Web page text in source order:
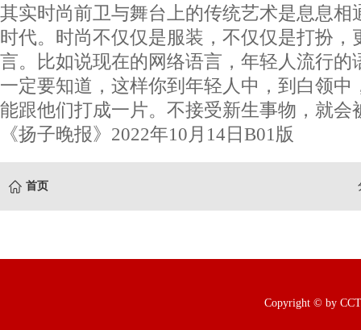
其实时尚前卫与舞台上的传统艺术是息息相
时代。时尚不仅仅是服装，不仅仅是打扮，
言。比如说现在的网络语言，年轻人流行的
一定要知道，这样你到年轻人中，到白领中
能跟他们打成一片。不接受新生事物，
《扬子晚报》2022年10月14日B01版
首页
Copyright © by